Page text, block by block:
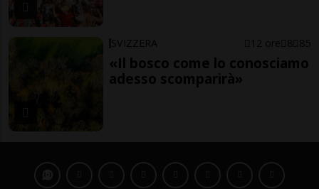
SVIZZERA 12 ore 8 85
«Il bosco come lo conosciamo
adesso scomparirà»